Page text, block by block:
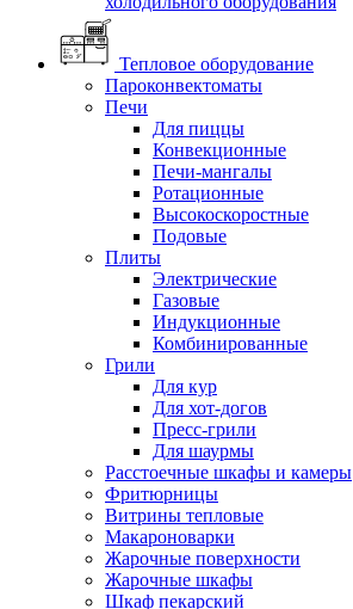
Тепловое оборудование
Пароконвектоматы
Печи
Для пиццы
Конвекционные
Печи-мангалы
Ротационные
Высокоскоростные
Подовые
Плиты
Электрические
Газовые
Индукционные
Комбинированные
Грили
Для кур
Для хот-догов
Пресс-грили
Для шаурмы
Расстоечные шкафы и камеры
Фритюрницы
Витрины тепловые
Макароноварки
Жарочные поверхности
Жарочные шкафы
Шкаф пекарский